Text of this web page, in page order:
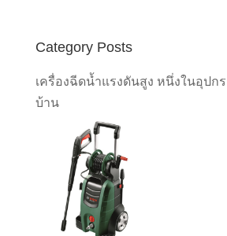
Category Posts
เครื่องฉีดน้ำแรงดันสูง หนึ่งในอุป
บ้าน